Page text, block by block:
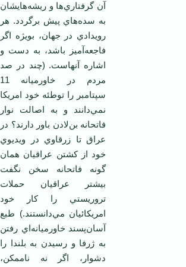
آن گرفتاري‌ها و ريشه‌هايشان
به سده‌هاي پيش برگردد. هر
رويدادي در جهان، بويژه اگر
فاجعه‌آميز باشد، به دست و
اشاره آنهاست. (چند در صد
مردم در خاورميانه 11
سپتامبر را توطئه خود امريکا
نمي‌دانند و به اصالت نوار
فاتحانه بن‌لادن باور دارند؟ در
عراق تا زرقاوي در ويديوي
خود از کشتن عراقيان همان
گونه فاتحانه سخن نگفت
بيشتر عراقيان حملات
تروريستي را کار خود
امريکائيان مي‌دانستند.) طبع
آسان‌پسند خاورميانه‌اي رفتن
به ژرفا و رسيدن به بلندا را
دشوار، اگر نه ناممکن،